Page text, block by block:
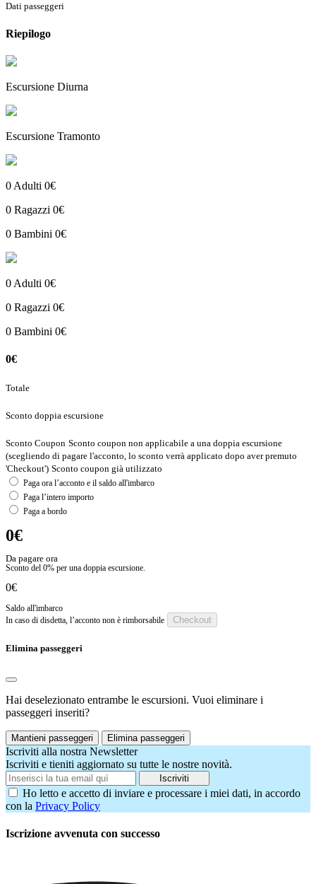
Dati passeggeri
Riepilogo
Escursione Diurna
Escursione Tramonto
0 Adulti 0€
0 Ragazzi 0€
0 Bambini 0€
0 Adulti 0€
0 Ragazzi 0€
0 Bambini 0€
0€
Totale
Sconto doppia escursione
Sconto Coupon Sconto coupon non applicabile a una doppia escursione
(scegliendo di pagare l'acconto, lo sconto verrà applicato dopo aver premuto
'Checkout') Sconto coupon già utilizzato
Paga ora l’acconto e il saldo all'imbarco
Paga l’intero importo
Paga a bordo
0€
Da pagare ora
Sconto del 0% per una doppia escursione.
0€
Saldo all'imbarco
In caso di disdetta, l’acconto non è rimborsabile
Checkout
Elimina passeggeri
Hai deselezionato entrambe le escursioni. Vuoi eliminare i
passeggeri inseriti?
Mantieni passeggeri Elimina passeggeri
Iscriviti alla nostra Newsletter
Iscriviti e tieniti aggiornato su tutte le nostre novità.
Iscriviti
Ho letto e accetto di inviare e processare i miei dati, in accordo
con la Privacy Policy
Iscrizione avvenuta con successo